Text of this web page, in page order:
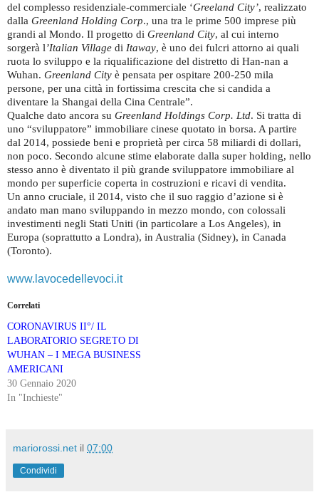
del complesso residenziale-commerciale ‘Greeland City’, realizzato
dalla Greenland Holding Corp., una tra le prime 500 imprese più
grandi al Mondo. Il progetto di Greenland City, al cui interno
sorgerà l’Italian Village di Itaway, è uno dei fulcri attorno ai quali
ruota lo sviluppo e la riqualificazione del distretto di Han-nan a
Wuhan. Greenland City è pensata per ospitare 200-250 mila
persone, per una città in fortissima crescita che si candida a
diventare la Shangai della Cina Centrale”.
Qualche dato ancora su Greenland Holdings Corp. Ltd. Si tratta di
uno “sviluppatore” immobiliare cinese quotato in borsa. A partire
dal 2014, possiede beni e proprietà per circa 58 miliardi di dollari,
non poco. Secondo alcune stime elaborate dalla super holding, nello
stesso anno è diventato il più grande sviluppatore immobiliare al
mondo per superficie coperta in costruzioni e ricavi di vendita.
Un anno cruciale, il 2014, visto che il suo raggio d’azione si è
andato man mano sviluppando in mezzo mondo, con colossali
investimenti negli Stati Uniti (in particolare a Los Angeles), in
Europa (soprattutto a Londra), in Australia (Sidney), in Canada
(Toronto).
www.lavocedellevoci.it
Correlati
CORONAVIRUS II°/ IL
LABORATORIO SEGRETO DI
WUHAN – I MEGA BUSINESS
AMERICANI
30 Gennaio 2020
In "Inchieste"
mariorossi.net il 07:00
Condividi